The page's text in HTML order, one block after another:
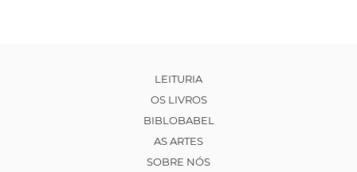
LEITURIA
OS LIVROS
BIBLOBABEL
AS ARTES
SOBRE NÓS